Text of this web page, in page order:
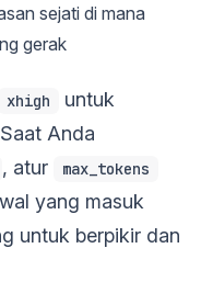
sejati di mana
gerak
xhigh
untuk
Anda
, atur max_tokens
yang masuk
untuk berpikir dan